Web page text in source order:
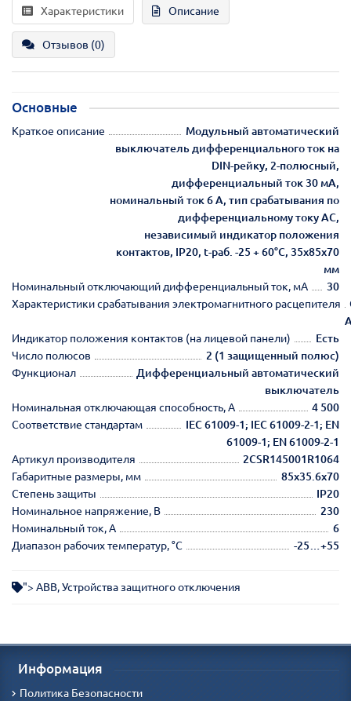
Характеристики Описание
Отзывов (0)
Основные
Краткое описание
Модульный автоматический
выключатель дифференциального ток на
DIN-рейку, 2-полюсный,
дифференциальный ток 30 мА,
номинальный ток 6 А, тип срабатывания по
дифференциальному току AC,
независимый индикатор положения
контактов, IP20, t-раб. -25 + 60°C, 35x85x70
мм
Номинальный отключающий дифференциальный ток, мА
30
Характеристики срабатывания электромагнитного расцепителя
Индикатор положения контактов (на лицевой панели)
Есть
Число полюсов
2 (1 защищенный полюс)
Функционал
Дифференциальный автоматический
выключатель
Номинальная отключающая способность, А
4 500
Соответствие стандартам
IEC 61009-1; IEC 61009-2-1; EN
61009-1; EN 61009-2-1
Артикул производителя
2CSR145001R1064
Габаритные размеры, мм
85х35.6х70
Степень защиты
IP20
Номинальное напряжение, В
230
Номинальный ток, А
6
Диапазон рабочих температур, °С
-25…+55
"> ABB,Устройства защитного отключения
Информация
Политика Безопасности